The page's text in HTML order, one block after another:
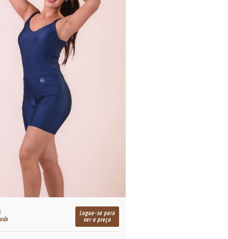
Logue-se para
ver o preço